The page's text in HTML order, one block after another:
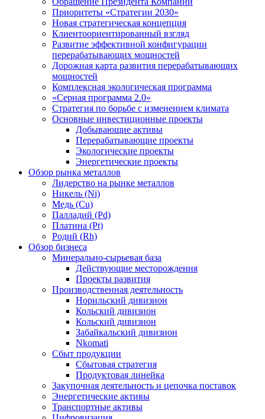
Приоритеты «Стратегии 2030»
Новая стратегическая концепция
Клиентоориентированный взгляд
Развитие эффективной конфигурации
перерабатывающих мощностей
Дорожная карта развития перерабатывающих
мощностей
Комплексная экологическая программа
«Серная программа 2.0»
Стратегия по борьбе с изменением климата
Основные инвестиционные проекты
Добывающие активы
Перерабатывающие проекты
Экологические проекты
Энергетические проекты
Обзор рынка металлов
Лидерство на рынке металлов
Никель (Ni)
Медь (Cu)
Палладий (Pd)
Платина (Pt)
Родий (Rh)
Обзор бизнеса
Минерально-сырьевая база
Действующие месторождения
Проекты развития
Производственная деятельность
Норильский дивизион
Кольский дивизион
Кольский дивизион
Забайкальский дивизион
Nkomati
Сбыт продукции
Сбытовая стратегия
Продуктовая линейка
Закупочная деятельность и цепочка поставок
Энергетические активы
Транспортные активы